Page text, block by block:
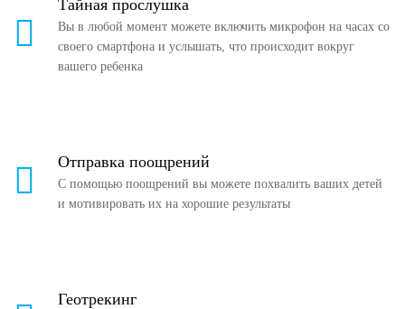
Тайная прослушка
Вы в любой момент можете включить микрофон на часах со
своего смартфона и услышать, что происходит вокруг
вашего ребенка
Отправка поощрений
С помощью поощрений вы можете похвалить ваших детей
и мотивировать их на хорошие результаты
Геотрекинг